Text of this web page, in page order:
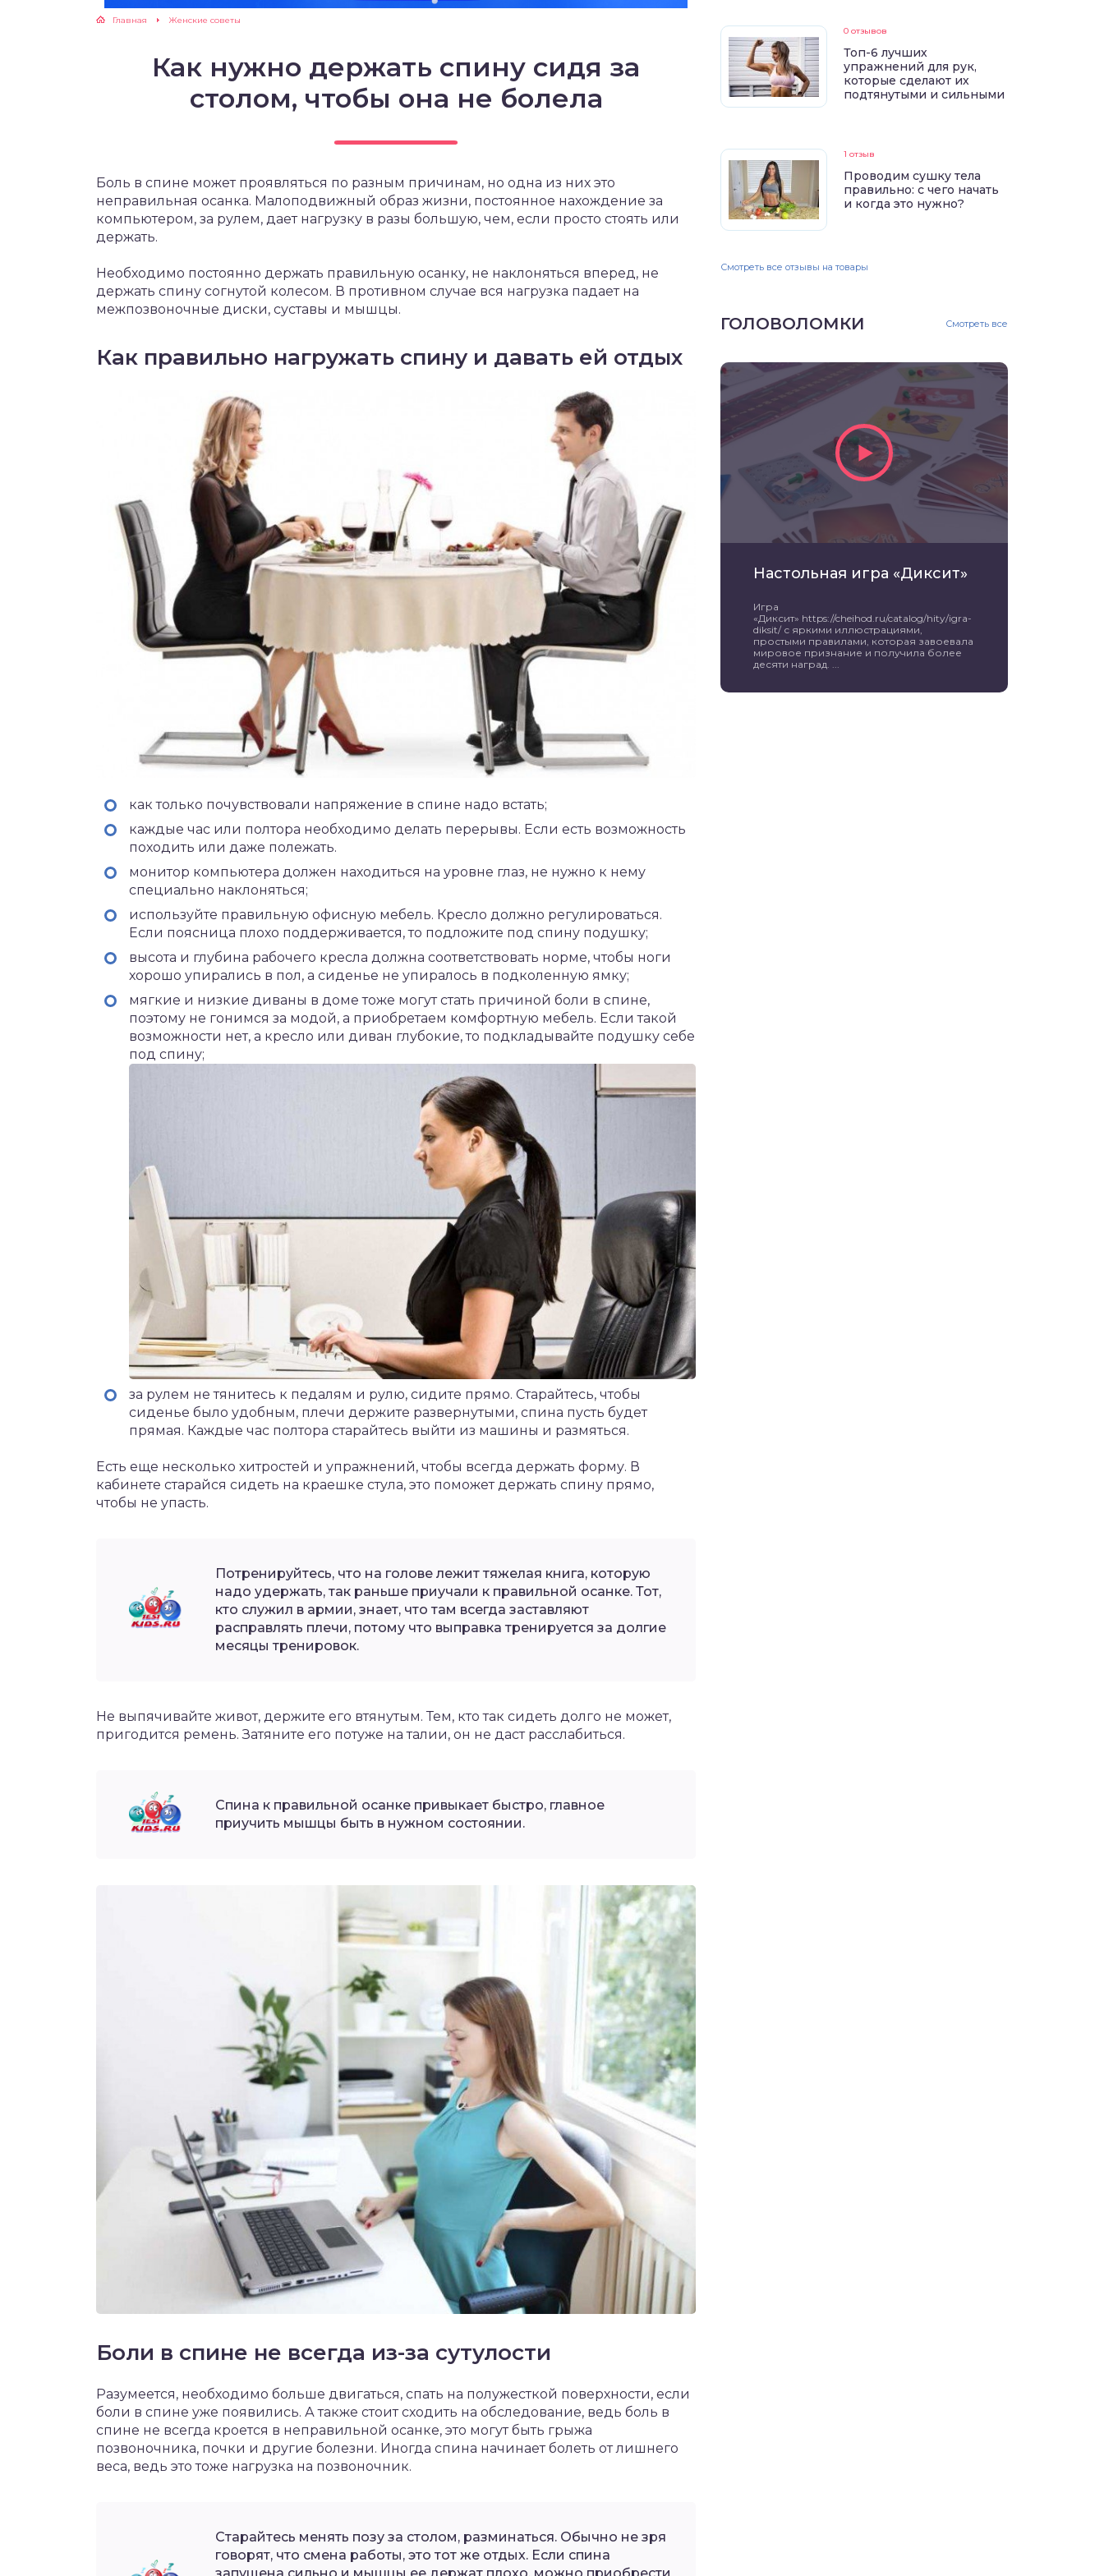
Главная Женские советы
Как нужно держать спину сидя за
столом, чтобы она не болела
Боль в спине может проявляться по разным причинам, но одна из них это
неправильная осанка. Малоподвижный образ жизни, постоянное нахождение за
компьютером, за рулем, дает нагрузку в разы большую, чем, если просто стоять или
держать.
Необходимо постоянно держать правильную осанку, не наклоняться вперед, не
держать спину согнутой колесом. В противном случае вся нагрузка падает на
межпозвоночные диски, суставы и мышцы.
Как правильно нагружать спину и давать ей отдых
как только почувствовали напряжение в спине надо встать;
каждые час или полтора необходимо делать перерывы. Если есть возможность
походить или даже полежать.
монитор компьютера должен находиться на уровне глаз, не нужно к нему
специально наклоняться;
используйте правильную офисную мебель. Кресло должно регулироваться.
Если поясница плохо поддерживается, то подложите под спину подушку;
высота и глубина рабочего кресла должна соответствовать норме, чтобы ноги
хорошо упирались в пол, а сиденье не упиралось в подколенную ямку;
мягкие и низкие диваны в доме тоже могут стать причиной боли в спине,
поэтому не гонимся за модой, а приобретаем комфортную мебель. Если такой
возможности нет, а кресло или диван глубокие, то подкладывайте подушку себе
под спину;
за рулем не тянитесь к педалям и рулю, сидите прямо. Старайтесь, чтобы
сиденье было удобным, плечи держите развернутыми, спина пусть будет
прямая. Каждые час полтора старайтесь выйти из машины и размяться.
Есть еще несколько хитростей и упражнений, чтобы всегда держать форму. В
кабинете старайся сидеть на краешке стула, это поможет держать спину прямо,
чтобы не упасть.
Потренируйтесь, что на голове лежит тяжелая книга, которую
надо удержать, так раньше приучали к правильной осанке. Тот,
кто служил в армии, знает, что там всегда заставляют
расправлять плечи, потому что выправка тренируется за долгие
месяцы тренировок.
Не выпячивайте живот, держите его втянутым. Тем, кто так сидеть долго не может,
пригодится ремень. Затяните его потуже на талии, он не даст расслабиться.
Спина к правильной осанке привыкает быстро, главное
приучить мышцы быть в нужном состоянии.
Боли в спине не всегда из-за сутулости
Разумеется, необходимо больше двигаться, спать на полужесткой поверхности, если
боли в спине уже появились. А также стоит сходить на обследование, ведь боль в
спине не всегда кроется в неправильной осанке, это могут быть грыжа
позвоночника, почки и другие болезни. Иногда спина начинает болеть от лишнего
веса, ведь это тоже нагрузка на позвоночник.
Старайтесь менять позу за столом, разминаться. Обычно не зря
говорят, что смена работы, это тот же отдых. Если спина
0 отзывов
Топ-6 лучших
упражнений для рук,
которые сделают их
подтянутыми и сильными
1 отзыв
Проводим сушку тела
правильно: с чего начать
и когда это нужно?
Смотреть все отзывы на товары
ГОЛОВОЛОМКИ Смотреть все
Настольная игра «Диксит»
Игра
«Диксит» https://cheihod.ru/catalog/hity/igra-
diksit/ с яркими иллюстрациями,
простыми правилами, которая завоевала
мировое признание и получила более
десяти наград. ...